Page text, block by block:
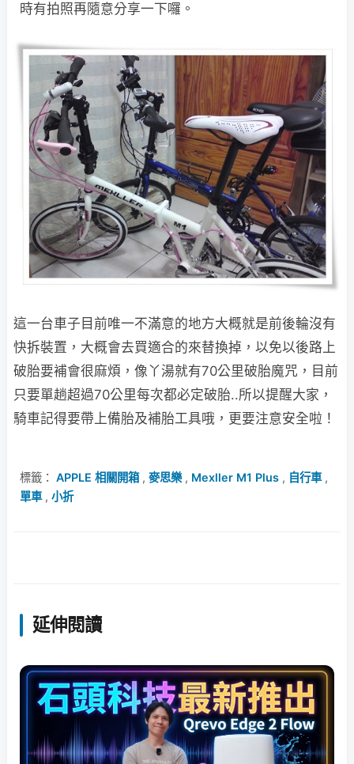
時有拍照再隨意分享一下囉。
這一台車子目前唯一不滿意的地方大概就是前後輪沒有
快拆裝置，大概會去買適合的來替換掉，以免以後路上
破胎要補會很麻煩，像丫湯就有70公里破胎魔咒，目前
只要單趟超過70公里每次都必定破胎..所以提醒大家，
騎車記得要帶上備胎及補胎工具哦，更要注意安全啦！
標籤： APPLE 相關開箱, 麥思樂, Mexller M1 Plus , 自行車,
單車, 小折
延伸閱讀